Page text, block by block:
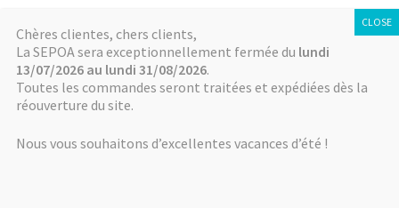
Aller
à
la
navigation
Aller
au
contenu
SÉPOA
Accueil
Accueil MTT Parution des 3 volumes de MTT I
Chères clientes, chers clients,
La SEPOA sera exceptionnellement fermée du lundi
13/07/2026 au lundi 31/08/2026.
Toutes les commandes seront traitées et expédiées dès la
réouverture du site.
Nous vous souhaitons d’excellentes vacances d’été !